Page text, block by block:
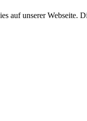
auf unserer Webseite.